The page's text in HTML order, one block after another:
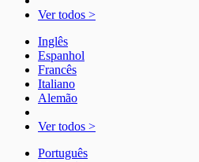
Ver todos >
Inglês
Espanhol
Francês
Italiano
Alemão
Ver todos >
Português